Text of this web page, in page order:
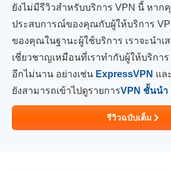
ยังไม่มีรีวิวสำหรับบริการ VPN นี้ หา
ประสบการณ์ของคุณกับผู้ให้บริการ
ของคุณในฐานะผู้ใช้บริการ เราจะนำเ
เชี่ยวชาญเหมือนที่เราทำกับผู้ให้บริกา
อีกไม่นาน อย่างเช่น ExpressVPN และ
ยังสามารถเข้าไปดูรายการVPN ชั้นนำ
รีวิวฉบับเต็ม